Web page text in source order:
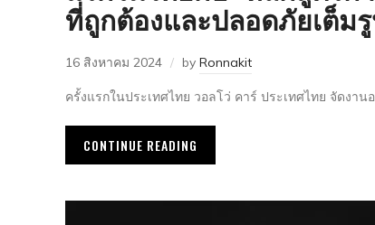
ที่ถูกต้องและปลอดภัยเต็ม
16 สิงหาคม 2024 by Ronnakit
ครั้งแรกในประเทศไทย วอลโว่ คาร์ ประเทศไทย จัดงาน
CONTINUE READING